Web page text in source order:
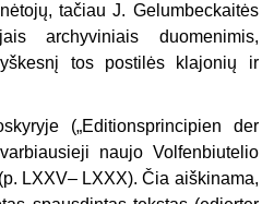
tačiau J. Gelumbeckaitės
archyviniais duomenimis,
tos postilės klajonių ir
(„Editionsprincipien der
naujo Volfenbiutelio
LXXV– LXXX). Čia aiškinama,